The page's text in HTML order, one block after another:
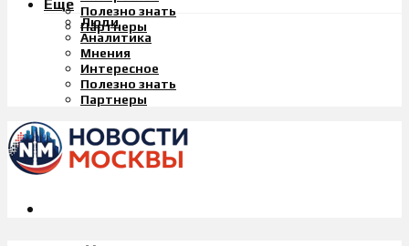
Полезно знать
Партнеры
Еще
Люди
Аналитика
Мнения
Интересное
Полезно знать
Партнеры